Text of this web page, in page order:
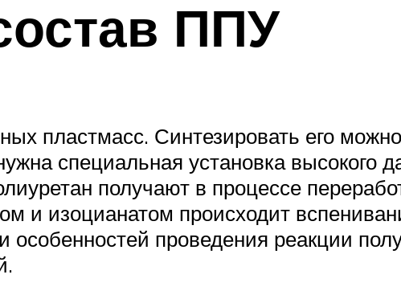
ППУ
пластмасс. Синтезировать его
специальная установка высокого
получают в процессе
и изоцианатом происходит
особенностей проведения реакции